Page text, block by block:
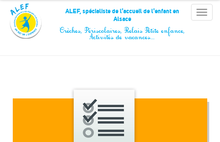
Panneau de gestion des cookies
Toggle
ALEF, spécialiste de l'accueil de l'enfant en
Alsace
Crèches, Périscolaires, Relais Petite enfance,
Activités de vacances…